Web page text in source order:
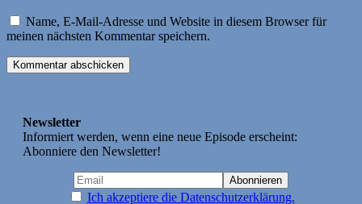
Name, E-Mail-Adresse und Website in diesem Browser für
meinen nächsten Kommentar speichern.
Newsletter
Informiert werden, wenn eine neue Episode erscheint:
Abonniere den Newsletter!
Ich akzeptiere die Datenschutzerklärung.